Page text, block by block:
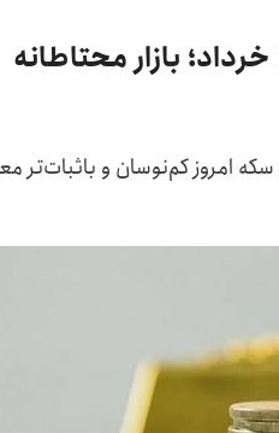
آخرین قیمت طلا و دلار امروز یکشنبه ۱۰ خرداد؛ بازار محتاطانه
کانال ۱۷۰ هزار ماند و طلا و سکه امروز کم‌نوسان و